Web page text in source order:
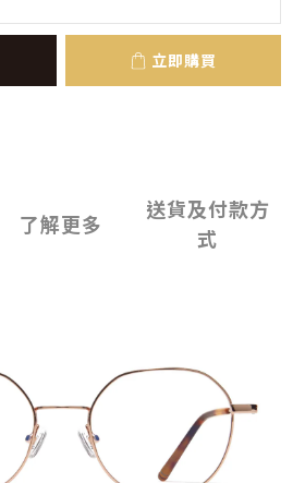
立即購買
了解更多
送貨及付款方
式